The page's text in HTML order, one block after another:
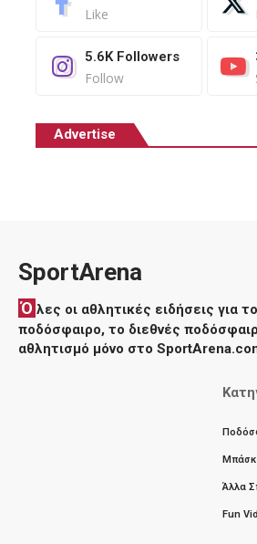
Like
5.6K Followers
Follow
Advertise
SportArena
Ό λες οι αθλητικές ειδήσεις για
ποδόσφαιρο, το διεθνές
αθλητισμό μόνο στο
Άλλα
Fun